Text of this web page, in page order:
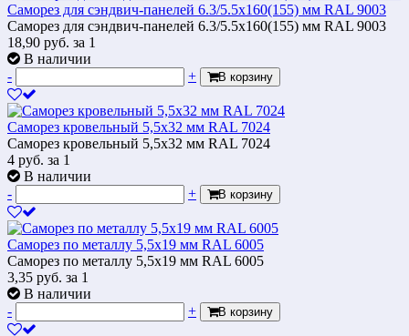
Саморез для сэндвич-панелей 6.3/5.5х160(155) мм RAL 9003
Саморез для сэндвич-панелей 6.3/5.5х160(155) мм RAL 9003
18,90 руб. за 1
В наличии
-
+ В корзину
Саморез кровельный 5,5х32 мм RAL 7024
Саморез кровельный 5,5х32 мм RAL 7024
4 руб. за 1
В наличии
-
+ В корзину
Саморез по металлу 5,5x19 мм RAL 6005
Саморез по металлу 5,5x19 мм RAL 6005
3,35 руб. за 1
В наличии
-
+ В корзину